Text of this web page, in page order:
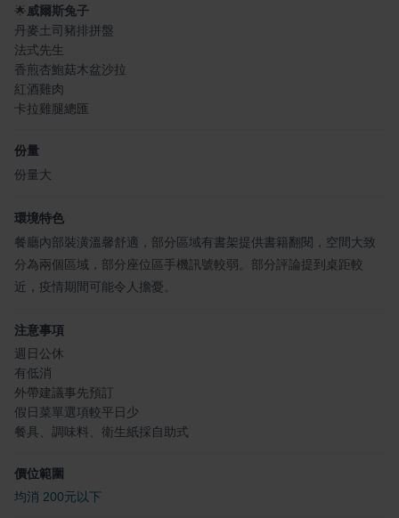
🌟威爾斯兔子
丹麥土司豬排拼盤
法式先生
香煎杏鮑菇木盆沙拉
紅酒雞肉
卡拉雞腿總匯
份量
份量大
環境特色
餐廳內部裝潢溫馨舒適，部分區域有書架提供書籍翻閱，空間大致
分為兩個區域，部分座位區手機訊號較弱。部分評論提到桌距較
近，疫情期間可能令人擔憂。
注意事項
週日公休
有低消
外帶建議事先預訂
假日菜單選項較平日少
餐具、調味料、衛生紙採自助式
價位範圍
均消 200元以下